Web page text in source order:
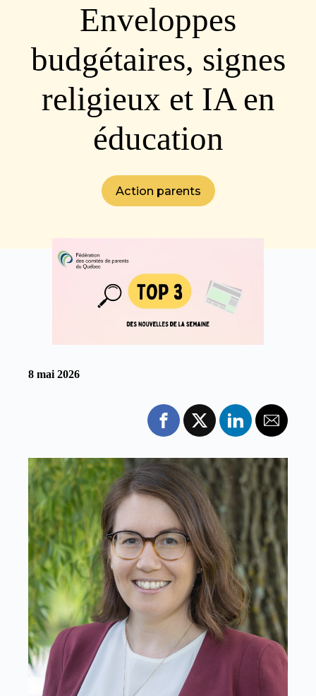
Enveloppes
budgétaires, signes
religieux et IA en
éducation
Action parents
8 mai 2026